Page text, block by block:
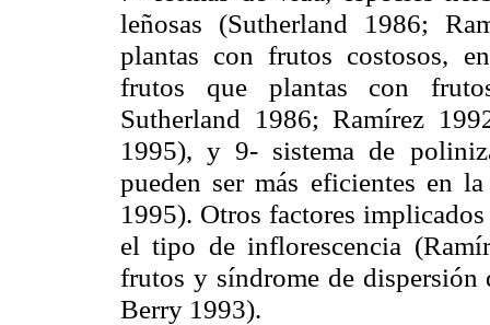
leñosas (Sutherland 1986;
plantas con frutos costosos,
frutos que plantas con
Sutherland 1986; Ramírez
1995), y 9- sistema de
pueden ser más eficientes en
1995). Otros factores
el tipo de inflorescencia
frutos y síndrome de
Berry 1993).